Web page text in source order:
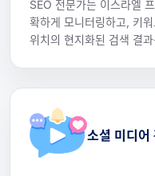
SEO 전문가는 이스라엘
확하게 모니터링하고, 키
위치의 현지화된 검색 결
소셜 미디어